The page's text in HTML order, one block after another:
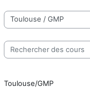
Catégories de cours
Rechercher des cours
Toulouse/GMP